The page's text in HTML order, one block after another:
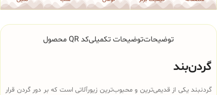
توضیحاتتوضیحات تکمیلیکد QR محصول
گردن‌بند
گردنبند یکی از قدیمی‌ترین و محبوب‌ترین زیورآلاتی است که بر دور گردن قرار